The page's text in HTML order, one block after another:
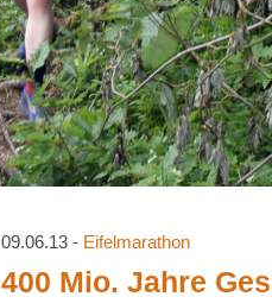
09.06.13 - Eifelmarathon
400 Mio. Jahre